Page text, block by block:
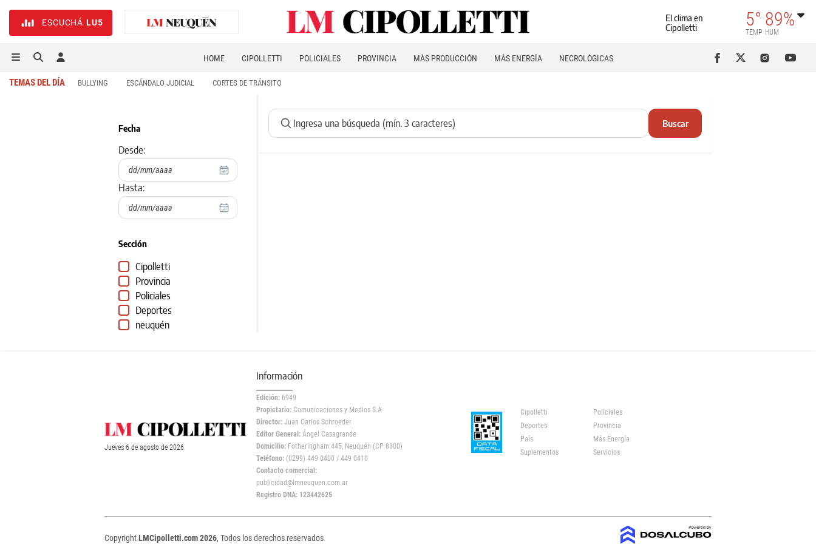
ESCUCHÁ LU5
El clima en
Cipolletti
5°
TEMP
89%
HUM
HOME CIPOLLETTI POLICIALES PROVINCIA MÁS PRODUCCIÓN MÁS ENERGÍA NECROLÓGICAS
TEMAS DEL DÍA BULLYING ESCÁNDALO JUDICIAL CORTES DE TRÁNSITO
Fecha
Desde:
Hasta:
Sección
Cipolletti
Provincia
Policiales
Deportes
neuquén
Buscar
Jueves 6 de agosto de 2026
Información
Edición: 6949
Propietario: Comunicaciones y Medios S.A
Director: Juan Carlos Schroeder
Editor General: Ángel Casagrande
Domicilio: Fotheringham 445, Neuquén (CP 8300)
Teléfono: (0299) 449 0400 / 449 0410
Contacto comercial:
publicidad@lmneuquen.com.ar
Registro DNA: 123442625
Cipolletti
Policiales
Deportes
Provincia
País
Más Energía
Suplementos
Servicios
CopyrightLMCipolletti.com 2026, Todos los derechos reservados